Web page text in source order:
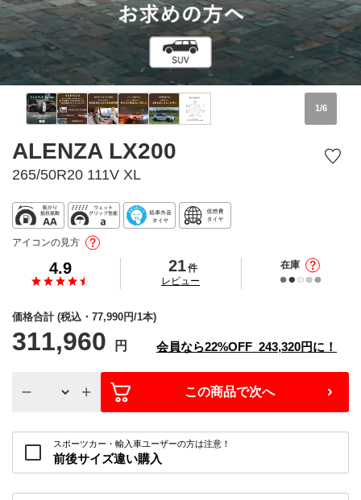
1/6
ALENZA LX200
265/50R20 111V XL
4.9 21件
の
レビュー
在庫
アイコンの見方
価格合計 (税込・ 77,990円/1本)
311,960 円 会員なら22%OFF 243,320円に！
この商品で次へ
スポーツカー・輸入車ユーザーの方は注意！
前後サイズ違い購入